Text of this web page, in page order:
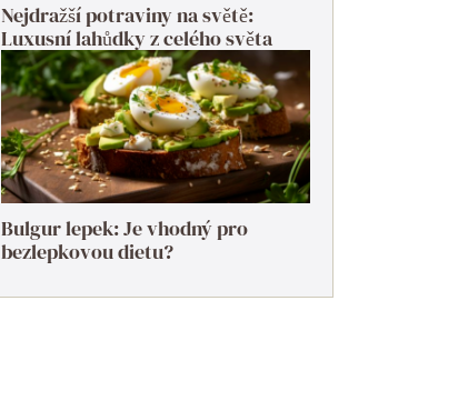
Nejdražší potraviny na světě:
Luxusní lahůdky z celého světa
Bulgur lepek: Je vhodný pro
bezlepkovou dietu?